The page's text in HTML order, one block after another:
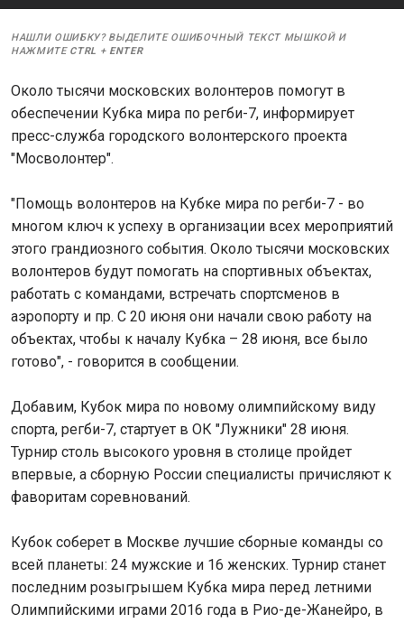
НАШЛИ ОШИБКУ? ВЫДЕЛИТЕ ОШИБОЧНЫЙ ТЕКСТ МЫШКОЙ И
НАЖМИТЕ CTRL + ENTER
Около тысячи московских волонтеров помогут в
обеспечении Кубка мира по регби-7, информирует
пресс-служба городского волонтерского проекта
"Мосволонтер".
"Помощь волонтеров на Кубке мира по регби-7 - во
многом ключ к успеху в организации всех мероприятий
этого грандиозного события. Около тысячи московских
волонтеров будут помогать на спортивных объектах,
работать с командами, встречать спортсменов в
аэропорту и пр. С 20 июня они начали свою работу на
объектах, чтобы к началу Кубка – 28 июня, все было
готово", - говорится в сообщении.
Добавим, Кубок мира по новому олимпийскому виду
спорта, регби-7, стартует в ОК "Лужники" 28 июня.
Турнир столь высокого уровня в столице пройдет
впервые, а сборную России специалисты причисляют к
фаворитам соревнований.
Кубок соберет в Москве лучшие сборные команды со
всей планеты: 24 мужские и 16 женских. Турнир станет
последним розыгрышем Кубка мира перед летними
Олимпийскими играми 2016 года в Рио-де-Жанейро, в